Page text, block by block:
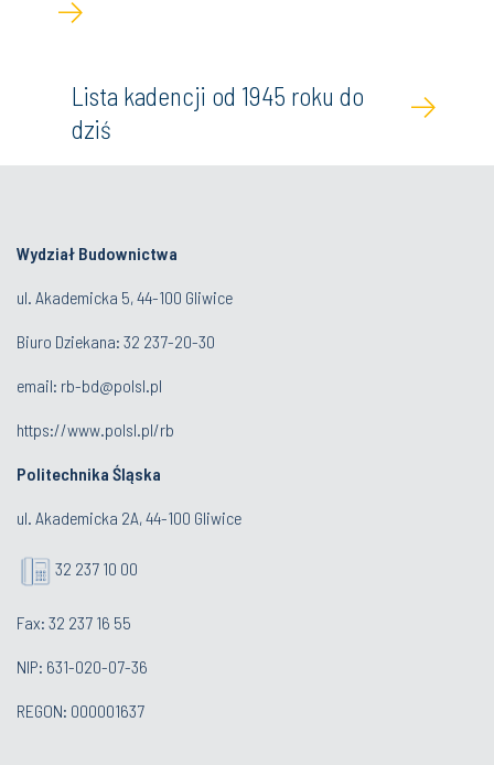
Lista kadencji od 1945 roku do
dziś
Wydział Budownictwa
ul. Akademicka 5, 44-100 Gliwice
Biuro Dziekana: 32 237-20-30
email: rb-bd@polsl.pl
https://www.polsl.pl/rb
Politechnika Śląska
ul. Akademicka 2A, 44-100 Gliwice
32 237 10 00
Fax: 32 237 16 55
NIP: 631-020-07-36
REGON: 000001637